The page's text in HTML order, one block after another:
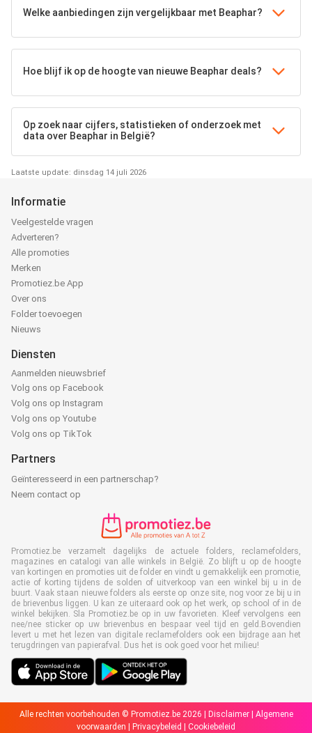
Welke aanbiedingen zijn vergelijkbaar met Beaphar?
Hoe blijf ik op de hoogte van nieuwe Beaphar deals?
Op zoek naar cijfers, statistieken of onderzoek met
data over Beaphar in België?
Laatste update: dinsdag 14 juli 2026
Informatie
Veelgestelde vragen
Adverteren?
Alle promoties
Merken
Promotiez.be App
Over ons
Folder toevoegen
Nieuws
Diensten
Aanmelden nieuwsbrief
Volg ons op Facebook
Volg ons op Instagram
Volg ons op Youtube
Volg ons op TikTok
Partners
Geïnteresseerd in een partnerschap?
Neem contact op
Promotiez.be verzamelt dagelijks de actuele folders, reclamefolders,
magazines en catalogi van alle winkels in België. Zo blijft u op de hoogte
van kortingen en promoties uit de folder en vindt u gemakkelijk een promotie,
actie of korting tijdens de solden of uitverkoop van een winkel bij u in de
buurt. Vaak staan nieuwe folders als eerste op onze site, nog voor ze bij u in
de brievenbus liggen. U kan ze uiteraard ook op het werk, op school of in de
winkel bekijken. Sla Promotiez.be op in uw favorieten. Kleef vervolgens een
nee/nee sticker op uw brievenbus en bespaar veel tijd en geld.Bovendien
levert u met het lezen van digitale reclamefolders ook een bijdrage aan het
terugdringen van papierafval. Dus het is ook goed voor het milieu!
Alle rechten voorbehouden © Promotiez.be 2026 | Disclaimer| Algemene
voorwaarden | Privacybeleid | Cookiebeleid